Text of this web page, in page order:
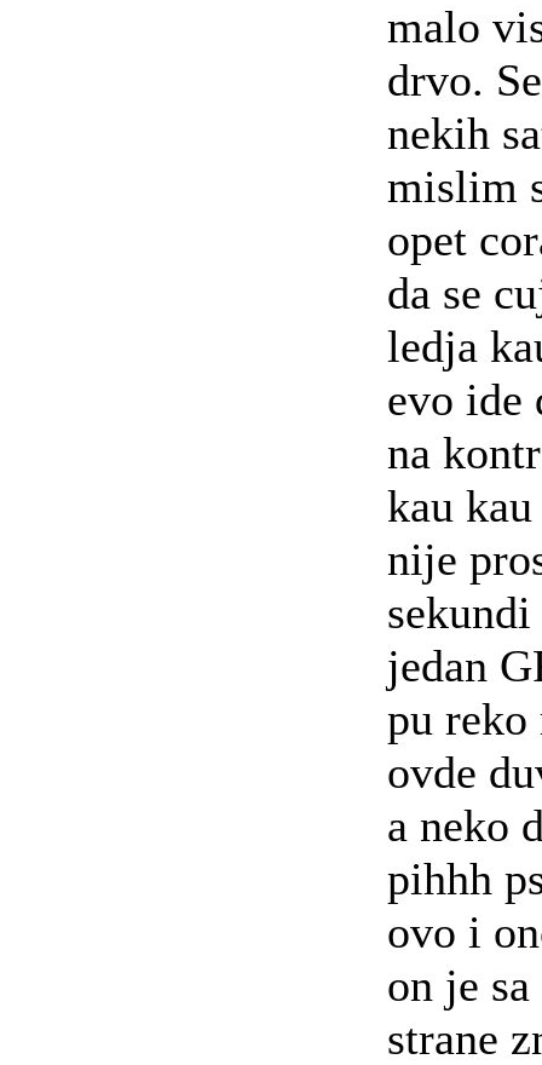
malo
drvo.
nekih
mislim
opet
da se
ledja
evo ide
na
kau
nije
jedan
pu
ovde
a neko
pihhh
ovo i
on je
strane